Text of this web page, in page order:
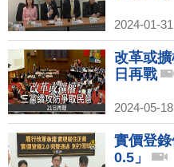
2024-01-
改革或
日再戰
2024-05-
實價登
0.5」